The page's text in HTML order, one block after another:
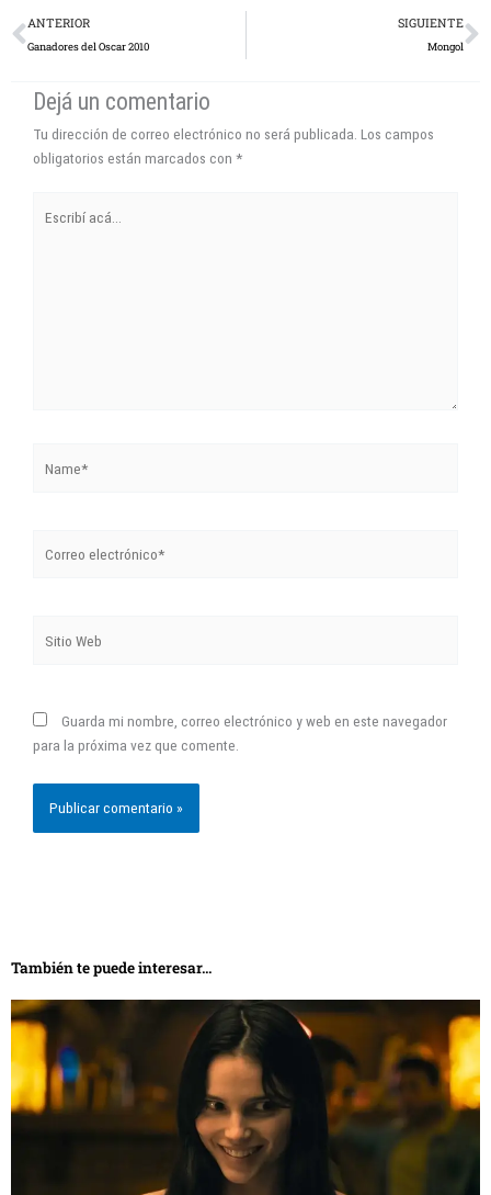
Prev
ANTERIOR
Ganadores del Oscar 2010
SIGUIENTE
Mongol
Dejá un comentario
Tu dirección de correo electrónico no será publicada. Los campos
obligatorios están marcados con *
acá...
electrónico*
Web
Guarda mi nombre, correo electrónico y web en este navegador
para la próxima vez que comente.
También te puede interesar...